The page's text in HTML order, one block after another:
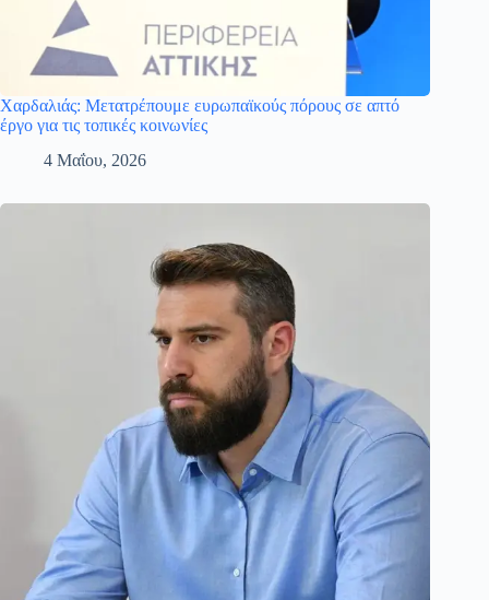
Χαρδαλιάς: Μετατρέπουμε ευρωπαϊκούς πόρους σε απτό
έργο για τις τοπικές κοινωνίες
4 Μαΐου, 2026